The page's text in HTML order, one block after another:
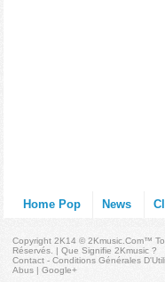
Home Pop News
Copyright 2K14 © 2Kmusic.com™
Réservés . |Que Signifie 2Kmusic ?
Contact - Conditions Générales
Abus |Google+